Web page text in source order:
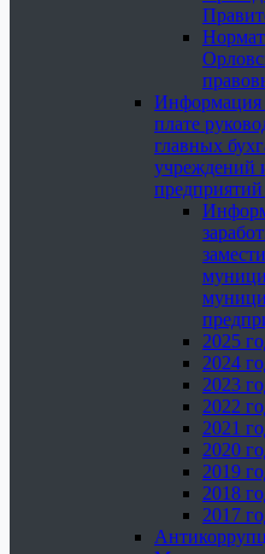
Информация
плате
главных
учреждений
2025
2024
2023
2022
2021
2020
2019
2018
2017